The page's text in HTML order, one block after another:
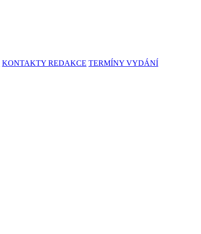
KONTAKTY REDAKCE TERMÍNY VYDÁNÍ